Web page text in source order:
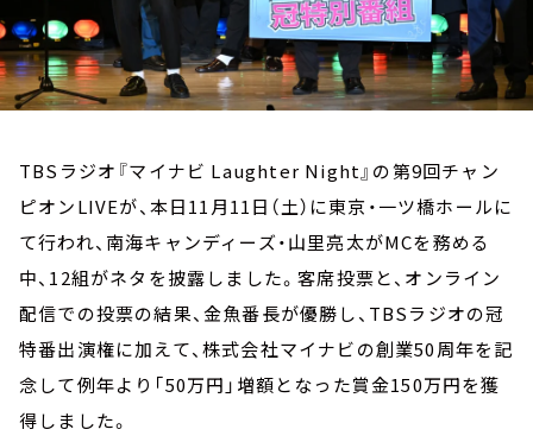
TBSラジオ『マイナビ Laughter Night』の第9回チャン
ピオンLIVEが、本日11月11日（土）に東京・一ツ橋ホールに
て行われ、南海キャンディーズ・山里亮太がMCを務める
中、12組がネタを披露しました。客席投票と、オンライン
配信での投票の結果、金魚番長が優勝し、TBSラジオの冠
特番出演権に加えて、株式会社マイナビの創業50周年を記
念して例年より「50万円」増額となった賞金150万円を獲
得しました。